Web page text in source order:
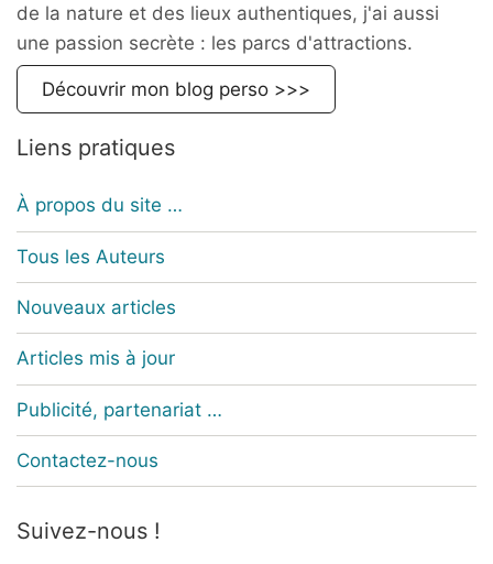
de la nature et des lieux authentiques, j'ai aussi
une passion secrète : les parcs d'attractions.
Découvrir mon blog perso >>>
Liens pratiques
À propos du site …
Tous les Auteurs
Nouveaux articles
Articles mis à jour
Publicité, partenariat …
Contactez-nous
Suivez-nous !